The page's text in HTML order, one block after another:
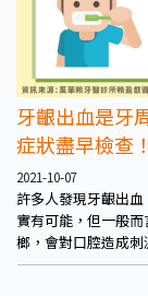
牙齦出血是牙
症狀盡早檢查！
2021-10-07
許多人發現牙齦出
實有可能，但一般
榔，會對口腔造成
出血、口臭較為常